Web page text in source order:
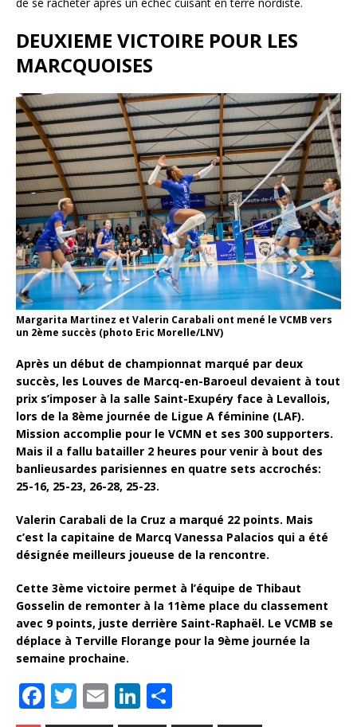
DEUXIEME VICTOIRE POUR LES
MARCQUOISES
Margarita Martinez et Valerin Carabali ont mené le VCMB vers
un 2ème succès (photo Eric Morelle/LNV)
Après un début de championnat marqué par deux
succès, les Louves de Marcq-en-Baroeul devaient à tout
prix s’imposer à la salle Saint-Exupéry face à Levallois,
lors de la 8ème journée de Ligue A féminine (LAF).
Mission accomplie pour le VCMN et ses 300 supporters.
Mais il a fallu batailler 2 heures pour venir à bout des
banlieusardes parisiennes en quatre sets accrochés:
25-16, 25-23, 26-28, 25-23.
Valerin Carabali de la Cruz a marqué 22 points. Mais
c’est la capitaine de Marcq Vanessa Palacios qui a été
désignée meilleurs joueuse de la rencontre.
Cette 3ème victoire permet à l’équipe de Thibaut
Gosselin de remonter à la 11ème place du classement
avec 9 points, juste derrière Saint-Raphaël. Le VCMB se
déplace à Terville Florange pour la 9ème journée la
semaine prochaine.
F T E Li